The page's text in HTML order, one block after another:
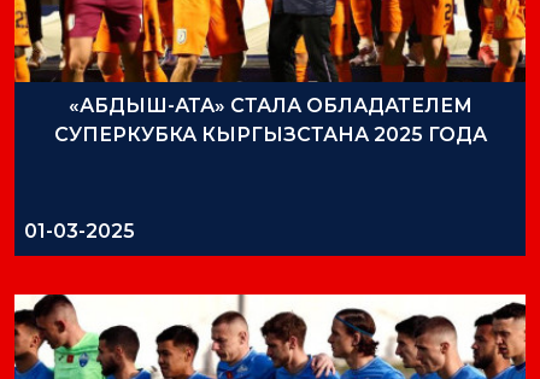
«АБДЫШ-АТА» СТАЛА ОБЛАДАТЕЛЕМ
СУПЕРКУБКА КЫРГЫЗСТАНА 2025 ГОДА
01-03-2025